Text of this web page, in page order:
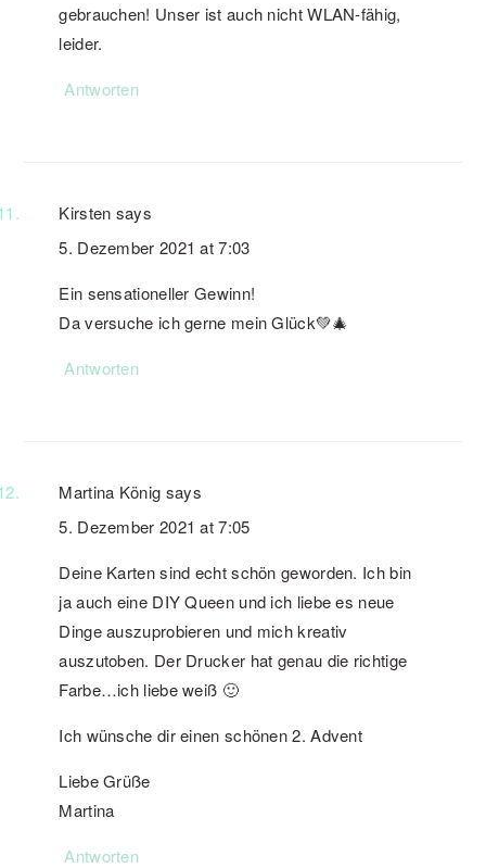
gebrauchen! Unser ist auch nicht WLAN-fähig,
leider.
Antworten
Kirsten says
5. Dezember 2021 at 7:03
Ein sensationeller Gewinn!
Da versuche ich gerne mein Glück💚🎄
Antworten
Martina König says
5. Dezember 2021 at 7:05
Deine Karten sind echt schön geworden. Ich bin
ja auch eine DIY Queen und ich liebe es neue
Dinge auszuprobieren und mich kreativ
auszutoben. Der Drucker hat genau die richtige
Farbe…ich liebe weiß 🙂
Ich wünsche dir einen schönen 2. Advent
Liebe Grüße
Martina
Antworten